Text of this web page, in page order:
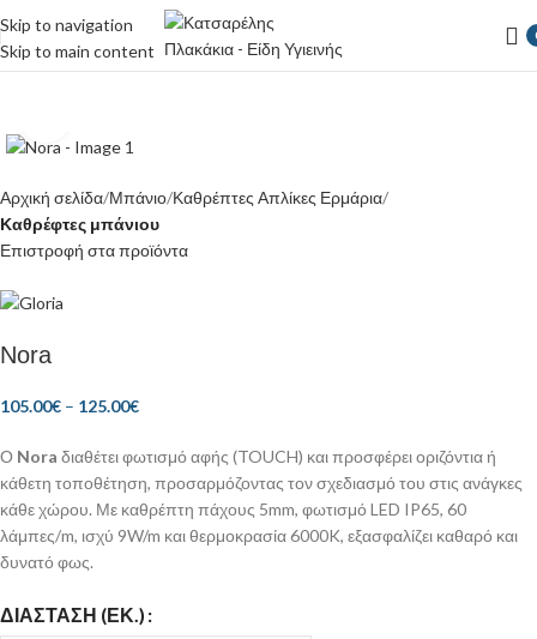
Skip to navigation
Skip to main content
Αρχική σελίδα Μπάνιο Καθρέπτες Απλίκες Ερμάρια
Καθρέφτες μπάνιου
Επιστροφή στα προϊόντα
Nora
105.00€ – 125.00€
Ο Nora διαθέτει φωτισμό αφής (TOUCH) και προσφέρει οριζόντια ή
κάθετη τοποθέτηση, προσαρμόζοντας τον σχεδιασμό του στις ανάγκες
κάθε χώρου. Με καθρέπτη πάχους 5mm, φωτισμό LED IP65, 60
λάμπες/m, ισχύ 9W/m και θερμοκρασία 6000K, εξασφαλίζει καθαρό και
δυνατό φως.
ΔΙΆΣΤΑΣΗ (ΕΚ.)